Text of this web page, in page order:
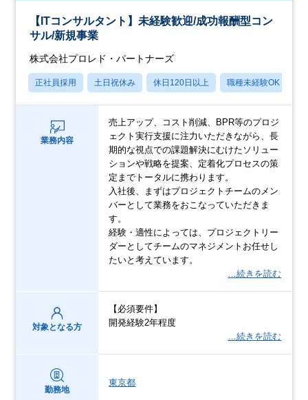
【ITコンサルタント】未経験歓迎/成功報酬型コン
サル/新規事業
株式会社プロレド・パートナーズ
正社員採用 土日祝休み 休日120日以上 職種未経験OK
業務内容
売上アップ、コスト削減、BPR等のプロジ
ェクト実行支援に注力いただきながら、長
期的な視点での課題解決にむけたソリュー
ションや戦略を提案、定着化プロセスの策
定までトータルに携わります。
入社後、まずはプロジェクトチームのメン
バーとして業務をおこなっていただきま
す。
経験・適性によっては、プロジェクトリー
ダーとしてチームのマネジメントお任せし
たいと考えています。
…続きを読む
対象となる方
【必須要件】
開発経験2年程度
…続きを読む
勤務地
東京都